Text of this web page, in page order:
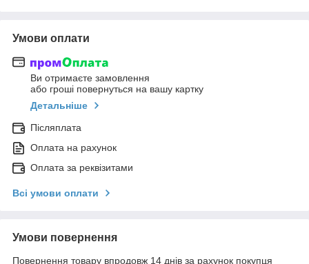
Умови оплати
Ви отримаєте замовлення
або гроші повернуться на вашу картку
Детальніше
Післяплата
Оплата на рахунок
Оплата за реквізитами
Всі умови оплати
Умови повернення
Повернення товару впродовж 14 днів за рахунок покупця